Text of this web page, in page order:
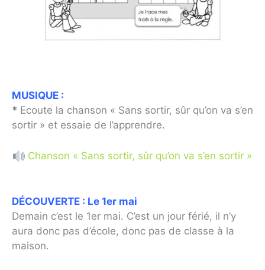
MUSIQUE :
* Ecoute la chanson « Sans sortir, sûr qu’on va s’en
sortir » et essaie de l’apprendre.
Chanson « Sans sortir, sûr qu’on va s’en sortir »
DÉCOUVERTE : Le 1er mai
Demain c’est le 1er mai. C’est un jour férié, il n’y
aura donc pas d’école, donc pas de classe à la
maison.